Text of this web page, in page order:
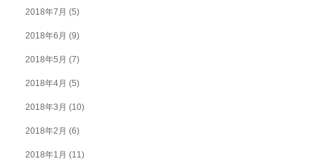
2018年7月 (5)
2018年6月 (9)
2018年5月 (7)
2018年4月 (5)
2018年3月 (10)
2018年2月 (6)
2018年1月 (11)